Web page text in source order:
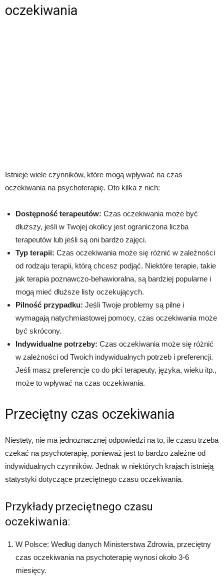
oczekiwania
Istnieje wiele czynników, które mogą wpływać na czas
oczekiwania na psychoterapię. Oto kilka z nich:
Dostępność terapeutów: Czas oczekiwania może być
dłuższy, jeśli w Twojej okolicy jest ograniczona liczba
terapeutów lub jeśli są oni bardzo zajęci.
Typ terapii: Czas oczekiwania może się różnić w zależności
od rodzaju terapii, którą chcesz podjąć. Niektóre terapie, takie
jak terapia poznawczo-behawioralna, są bardziej popularne i
mogą mieć dłuższe listy oczekujących.
Pilność przypadku: Jeśli Twoje problemy są pilne i
wymagają natychmiastowej pomocy, czas oczekiwania może
być skrócony.
Indywidualne potrzeby: Czas oczekiwania może się różnić
w zależności od Twoich indywidualnych potrzeb i preferencji.
Jeśli masz preferencje co do płci terapeuty, języka, wieku itp.,
może to wpływać na czas oczekiwania.
Przeciętny czas oczekiwania
Niestety, nie ma jednoznacznej odpowiedzi na to, ile czasu trzeba
czekać na psychoterapię, ponieważ jest to bardzo zależne od
indywidualnych czynników. Jednak w niektórych krajach istnieją
statystyki dotyczące przeciętnego czasu oczekiwania.
Przykłady przeciętnego czasu
oczekiwania:
W Polsce: Według danych Ministerstwa Zdrowia, przeciętny
czas oczekiwania na psychoterapię wynosi około 3-6
miesięcy.